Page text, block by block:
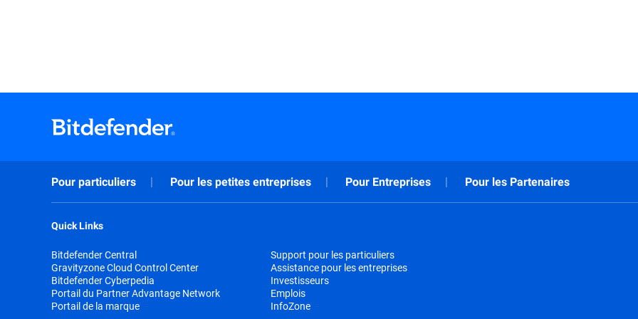
Pour particuliers Pour les petites entreprises Pour Entreprises Pour les Partenaires
Quick Links
Bitdefender Central
Gravityzone Cloud Control Center
Bitdefender Cyberpedia
Portail du Partner Advantage Network
Portail de la marque
Support pour les particuliers
Assistance pour les entreprises
Investisseurs
Emplois
InfoZone